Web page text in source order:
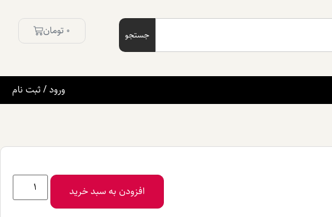
جستجو 0 تومان
ورود / ثبت نام
افزودن به سبد خرید